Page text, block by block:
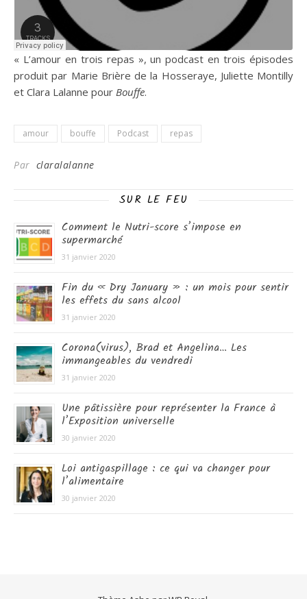
« L’amour en trois repas », un podcast en trois épisodes
produit par Marie Brière de la Hosseraye, Juliette Montilly
et Clara Lalanne pour Bouffe.
amour bouffe Podcast repas
Par claralalanne
SUR LE FEU
Comment le Nutri-score s’impose en
supermarché
31 janvier 2020
Fin du « Dry January » : un mois pour sentir
les effets du sans alcool
31 janvier 2020
Corona(virus), Brad et Angelina… Les
immangeables du vendredi
31 janvier 2020
Une pâtissière pour représenter la France à
l’Exposition universelle
30 janvier 2020
Loi antigaspillage : ce qui va changer pour
l’alimentaire
30 janvier 2020